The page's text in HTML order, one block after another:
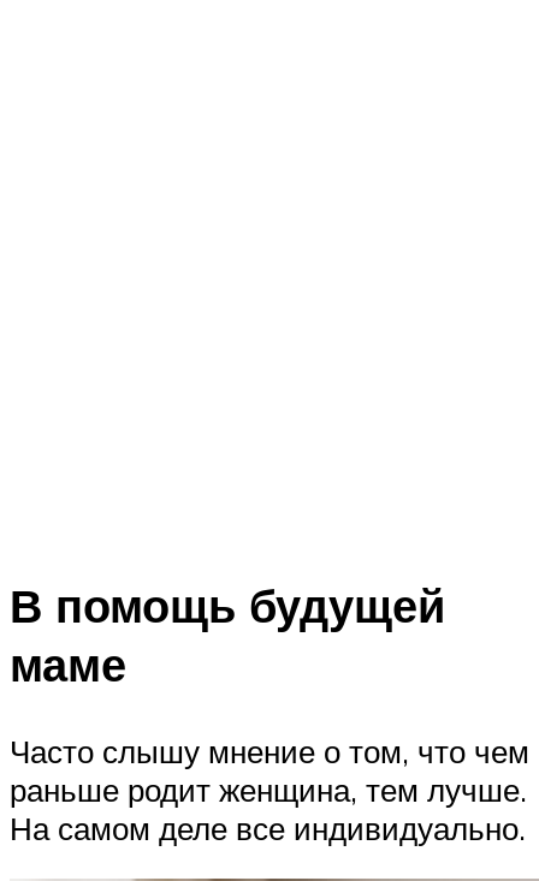
В помощь будущей
маме
Часто слышу мнение о том, что чем
раньше родит женщина, тем лучше.
На самом деле все индивидуально.